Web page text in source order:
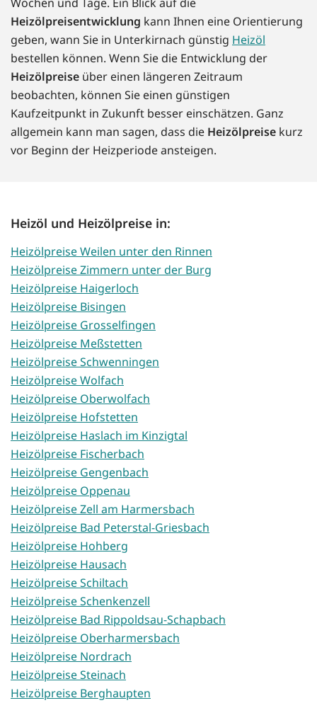
Heizölpreisentwicklung kann Ihnen eine Orientierung
geben, wann Sie in Unterkirnach günstig Heizöl
bestellen können. Wenn Sie die Entwicklung der
Heizölpreise über einen längeren Zeitraum
beobachten, können Sie einen günstigen
Kaufzeitpunkt in Zukunft besser einschätzen. Ganz
allgemein kann man sagen, dass die Heizölpreise kurz
vor Beginn der Heizperiode ansteigen.
Heizöl und Heizölpreise in:
Heizölpreise Weilen unter den Rinnen
Heizölpreise Zimmern unter der Burg
Heizölpreise Haigerloch
Heizölpreise Bisingen
Heizölpreise Grosselfingen
Heizölpreise Meßstetten
Heizölpreise Schwenningen
Heizölpreise Wolfach
Heizölpreise Oberwolfach
Heizölpreise Hofstetten
Heizölpreise Haslach im Kinzigtal
Heizölpreise Fischerbach
Heizölpreise Gengenbach
Heizölpreise Oppenau
Heizölpreise Zell am Harmersbach
Heizölpreise Bad Peterstal-Griesbach
Heizölpreise Hohberg
Heizölpreise Hausach
Heizölpreise Schiltach
Heizölpreise Schenkenzell
Heizölpreise Bad Rippoldsau-Schapbach
Heizölpreise Oberharmersbach
Heizölpreise Nordrach
Heizölpreise Steinach
Heizölpreise Berghaupten